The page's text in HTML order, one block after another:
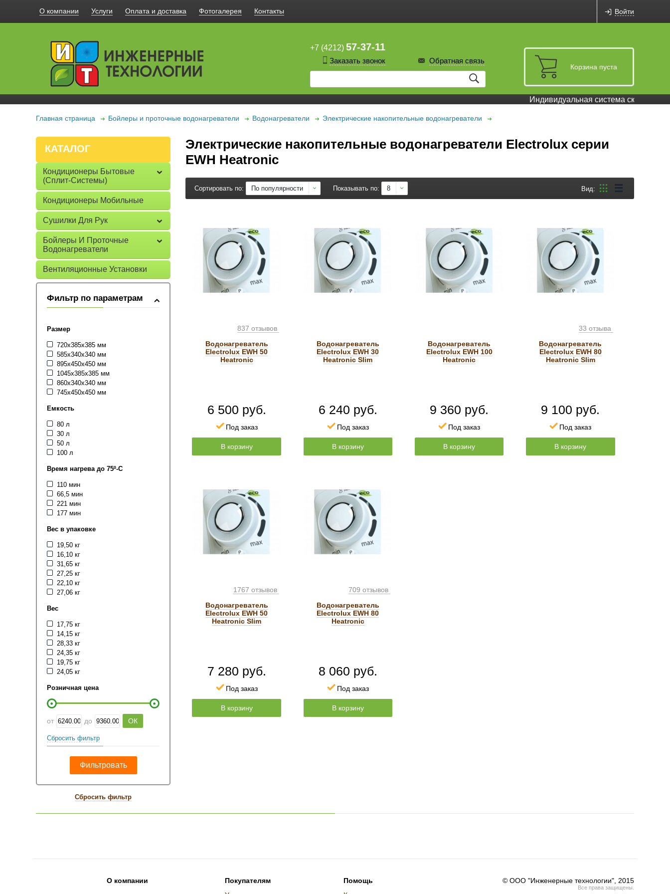
Войти
+7 (4212) 57-37-11
Заказать звонок Обратная связь
Корзина пуста
О компании Услуги Оплата и доставка Фотогалерея Контакты
Индивидуальная система скидок и
Главная страница Бойлеры и проточные водонагреватели Водонагреватели Электрические накопительные водонагреватели
КАТАЛОГ
Кондиционеры Бытовые
(сплит-Системы)
Кондиционеры Мобильные
Сушилки Для Рук
Бойлеры И Проточные
Водонагреватели
Вентиляционные Установки
Фильтр по параметрам
Размер
720x385x385 мм
585x340x340 мм
895x450x450 мм
1045x385x385 мм
860x340x340 мм
745x450x450 мм
Емкость
80 л
30 л
50 л
100 л
Время нагрева до 75º-С
110 мин
66,5 мин
221 мин
177 мин
Вес в упаковке
19,50 кг
16,10 кг
31,65 кг
27,25 кг
22,10 кг
27,06 кг
Вес
17,75 кг
14,15 кг
28,33 кг
24,35 кг
19,75 кг
24,05 кг
Розничная цена
от до
Сбросить фильтр
Сбросить фильтр
Электрические накопительные водонагреватели Electrolux серии
EWH Heatronic
Сортировать по: По популярности Показывать по: 8 Вид:
837 отзывов
Водонагреватель
Electrolux EWH 50
Heatronic
6 500 руб.
Под заказ
В корзину
Водонагреватель
Electrolux EWH 30
Heatronic Slim
6 240 руб.
Под заказ
В корзину
Водонагреватель
Electrolux EWH 100
Heatronic
9 360 руб.
Под заказ
В корзину
33 отзыва
Водонагреватель
Electrolux EWH 80
Heatronic Slim
9 100 руб.
Под заказ
В корзину
1767 отзывов
Водонагреватель
Electrolux EWH 50
Heatronic Slim
7 280 руб.
Под заказ
В корзину
709 отзывов
Водонагреватель
Electrolux EWH 80
Heatronic
8 060 руб.
Под заказ
В корзину
О компании
Покупателям
Помощь
© ООО "Инженерные технологии", 2015
Все права защищены.